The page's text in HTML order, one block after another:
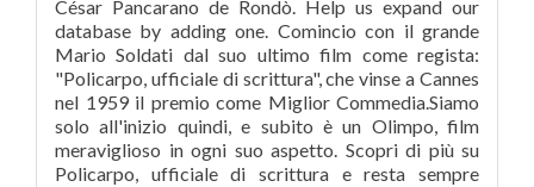
César Pancarano de Rondò. Help us expand our
database by adding one. Comincio con il grande
Mario Soldati dal suo ultimo film come regista:
"Policarpo, ufficiale di scrittura", che vinse a Cannes
nel 1959 il premio come Miglior Commedia.Siamo
solo all'inizio quindi, e subito è un Olimpo, film
meraviglioso in ogni suo aspetto. Scopri di più su
Policarpo, ufficiale di scrittura e resta sempre